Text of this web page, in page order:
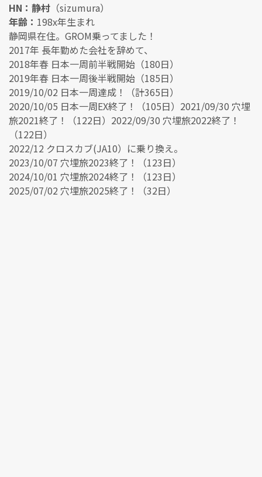
HN：静村 （sizumura）
年齢： 198x年生まれ
静岡県在住。GROM乗ってました！
2017年 長年勤めた会社を辞めて、
2018年春 日本一周前半戦開始（180日）
2019年春 日本一周後半戦開始（185日）
2019/10/02 日本一周達成！（計365日）
2020/10/05 日本一周EX終了！（105日）2021/09/30 穴埋
旅2021終了！（122日）2022/09/30 穴埋旅2022終了！
（122日）
2022/12 クロスカブ(JA10）に乗り換え。
2023/10/07 穴埋旅2023終了！（123日）
2024/10/01 穴埋旅2024終了！（123日）
2025/07/02 穴埋旅2025終了！（32日）